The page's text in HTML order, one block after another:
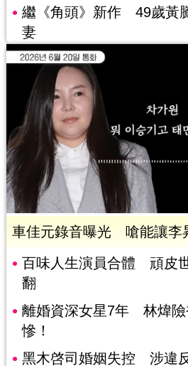
繼《角頭》新作 49歲黃
妻
車佳元錄音曝光 嗆能讓李
百味人生演員合體 頑皮
翻
離婚資深女星7年 林煒險
慘！
黑木啓司婚姻失控 涉違